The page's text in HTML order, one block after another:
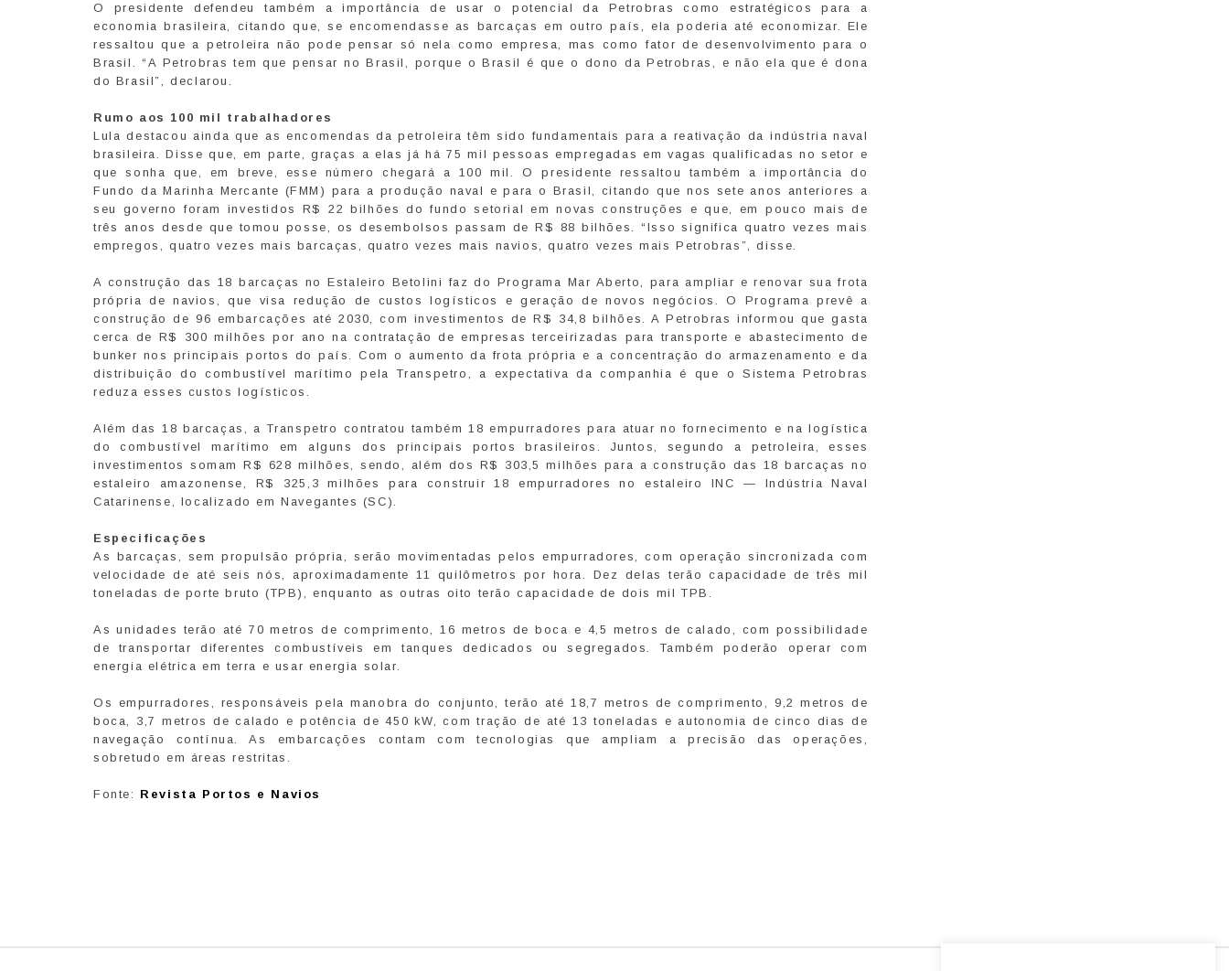
O presidente defendeu também a importância de usar o potencial da Petrobras como estratégicos para a
economia brasileira, citando que, se encomendasse as barcaças em outro país, ela poderia até economizar. Ele
ressaltou que a petroleira não pode pensar só nela como empresa, mas como fator de desenvolvimento para o
Brasil. “A Petrobras tem que pensar no Brasil, porque o Brasil é que o dono da Petrobras, e não ela que é dona
do Brasil”, declarou.
Rumo aos 100 mil trabalhadores
Lula destacou ainda que as encomendas da petroleira têm sido fundamentais para a reativação da indústria naval
brasileira. Disse que, em parte, graças a elas já há 75 mil pessoas empregadas em vagas qualificadas no setor e
que sonha que, em breve, esse número chegará a 100 mil. O presidente ressaltou também a importância do
Fundo da Marinha Mercante (FMM) para a produção naval e para o Brasil, citando que nos sete anos anteriores a
seu governo foram investidos R$ 22 bilhões do fundo setorial em novas construções e que, em pouco mais de
três anos desde que tomou posse, os desembolsos passam de R$ 88 bilhões. “Isso significa quatro vezes mais
empregos, quatro vezes mais barcaças, quatro vezes mais navios, quatro vezes mais Petrobras”, disse.
A construção das 18 barcaças no Estaleiro Betolini faz do Programa Mar Aberto, para ampliar e renovar sua frota
própria de navios, que visa redução de custos logísticos e geração de novos negócios. O Programa prevê a
construção de 96 embarcações até 2030, com investimentos de R$ 34,8 bilhões. A Petrobras informou que gasta
cerca de R$ 300 milhões por ano na contratação de empresas terceirizadas para transporte e abastecimento de
bunker nos principais portos do país. Com o aumento da frota própria e a concentração do armazenamento e da
distribuição do combustível marítimo pela Transpetro, a expectativa da companhia é que o Sistema Petrobras
reduza esses custos logísticos.
Além das 18 barcaças, a Transpetro contratou também 18 empurradores para atuar no fornecimento e na logística
do combustível marítimo em alguns dos principais portos brasileiros. Juntos, segundo a petroleira, esses
investimentos somam R$ 628 milhões, sendo, além dos R$ 303,5 milhões para a construção das 18 barcaças no
estaleiro amazonense, R$ 325,3 milhões para construir 18 empurradores no estaleiro INC — Indústria Naval
Catarinense, localizado em Navegantes (SC).
Especificações
As barcaças, sem propulsão própria, serão movimentadas pelos empurradores, com operação sincronizada com
velocidade de até seis nós, aproximadamente 11 quilômetros por hora. Dez delas terão capacidade de três mil
toneladas de porte bruto (TPB), enquanto as outras oito terão capacidade de dois mil TPB.
As unidades terão até 70 metros de comprimento, 16 metros de boca e 4,5 metros de calado, com possibilidade
de transportar diferentes combustíveis em tanques dedicados ou segregados. Também poderão operar com
energia elétrica em terra e usar energia solar.
Os empurradores, responsáveis pela manobra do conjunto, terão até 18,7 metros de comprimento, 9,2 metros de
boca, 3,7 metros de calado e potência de 450 kW, com tração de até 13 toneladas e autonomia de cinco dias de
navegação contínua. As embarcações contam com tecnologias que ampliam a precisão das operações,
sobretudo em áreas restritas.
Fonte: Revista Portos e Navios